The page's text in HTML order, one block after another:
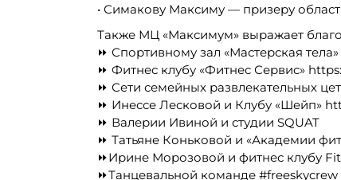
• Симакову Максиму — призеру
Также МЦ «Максимум» выражает
⏩ Спортивному зал «Мастерская
⏩ Фитнес клубу «Фитнес Сервис»
⏩ Сети семейных развлекательных
⏩ Инессе Лесковой и Клубу «Шейп»
⏩ Валерии Ивиной и студии SQUAT
⏩ Татьяне Коньковой и «Академии
⏩Ирине Морозовой и фитнес клубу
⏩Танцевальной команде